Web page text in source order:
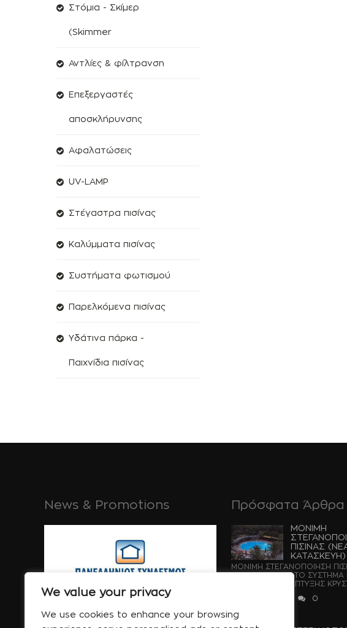
We value your privacy
We use cookies to enhance your browsing
Στόμια - Σκίμερ
(Skimmer
Αντλίες & φίλτρανση
Επεξεργαστές
αποσκλήρυνσης
Aφαλατώσεις
UV-LAMP
Στέγαστρα πισίνας
Kαλύμματα πισίνας
Συστήματα φωτισμού
Παρελκόμενα πισίνας
Υδάτινα πάρκα -
Παιχνίδια πισίνας
News & Promotions Πρόσφατα Άρθρα
ΜΟΝΙΜΗ
ΠΙΣΙΝΑΣ
ΚΑΤΑΣΚΕΥΗ)
ΜΟΝΙΜΗ ΣΤΕΓΑΝΟΠΟΙΗΣΗ
ΚΑΤΑΣΚΕΥΗ) ΜΕ ΤΟ ΣΥΣΤΗΜΑ
ΔΡΑΣΗΣ ΚΑΙ ΑΝΑΠΤΥΞΗΣ
0